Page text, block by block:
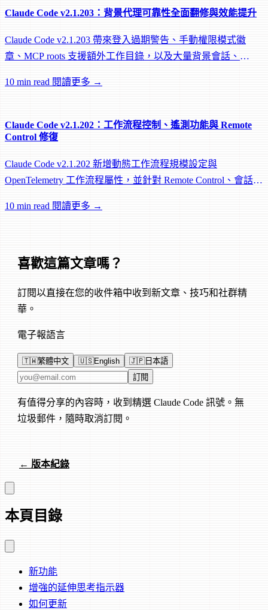
Claude Code v2.1.203：背景代理可靠性全面翻修與效能提升
Claude Code v2.1.203 帶來登入過期警告、手動權限模式徽
章、MCP roots 支援額外工作目錄，以及大量背景會話、
10 min read 閱讀更多 →
Claude Code v2.1.202：工作流程控制、遙測功能與 Remote
Control 修復
Claude Code v2.1.202 新增動態工作流程規模設定與
OpenTelemetry 工作流程屬性，並針對 Remote Control、會話管
10 min read 閱讀更多 →
喜歡這篇文章嗎？
訂閱以直接在您的收件箱中收到新文章、技巧和社群精
華。
電子報語言
🇹🇼繁體中文 🇺🇸English 🇯🇵日本語
電子郵件地址 訂閱
有值得分享的內容時，收到精選 Claude Code 訊號。無
垃圾郵件，隨時取消訂閱。
← 版本紀錄
本頁目錄
新功能
增強的延伸思考指示器
如何更新